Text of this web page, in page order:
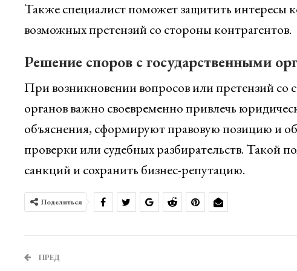
Также специалист поможет защитить интересы
возможных претензий со стороны контрагентов.
Решение споров с государственными
При возникновении вопросов или претензий со
органов важно своевременно привлечь
объяснения, сформируют правовую позицию и
проверки или судебных разбирательств. Такой
санкций и сохранить бизнес-репутацию.
Поделиться
ПРЕД